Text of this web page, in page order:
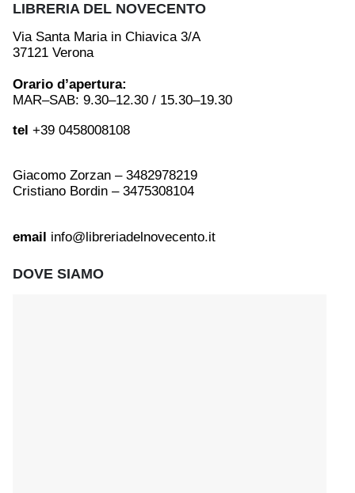
LIBRERIA DEL NOVECENTO
Via Santa Maria in Chiavica 3/A
37121 Verona
Orario d’apertura:
MAR–SAB: 9.30–12.30 / 15.30–19.30
tel +39 0458008108
Giacomo Zorzan – 3482978219
Cristiano Bordin – 3475308104
email info@libreriadelnovecento.it
DOVE SIAMO